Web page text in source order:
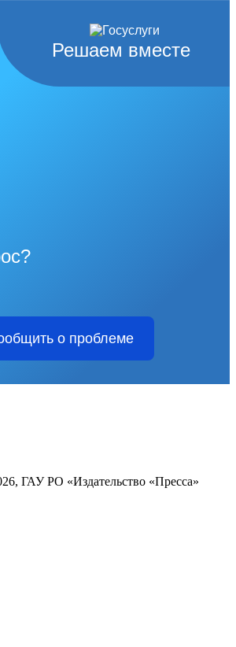
Решаем вместе
о проблеме
ГАУ РО «Издательство «Пресса»